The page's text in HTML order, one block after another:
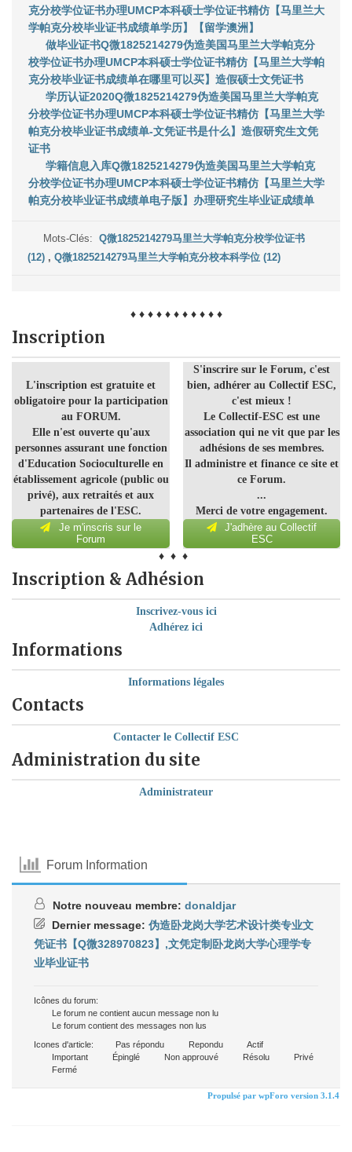
克分校学位证书办理UMCP本科硕士学位证书精仿【马里兰大
学帕克分校毕业证书成绩单学历】【留学澳洲】
做毕业证书Q微1825214279伪造美国马里兰大学帕克分
校学位证书办理UMCP本科硕士学位证书精仿【马里兰大学帕
克分校毕业证书成绩单在哪里可以买】造假硕士文凭证书
学历认证2020Q微1825214279伪造美国马里兰大学帕克
分校学位证书办理UMCP本科硕士学位证书精仿【马里兰大学
帕克分校毕业证书成绩单-文凭证书是什么】造假研究生文凭
证书
学籍信息入库Q微1825214279伪造美国马里兰大学帕克
分校学位证书办理UMCP本科硕士学位证书精仿【马里兰大学
帕克分校毕业证书成绩单电子版】办理研究生毕业证成绩单
Mots-Clés:Q微1825214279马里兰大学帕克分校学位证书
(12) , Q微1825214279马里兰大学帕克分校本科学位 (12)
♦ ♦ ♦ ♦ ♦ ♦ ♦ ♦ ♦ ♦ ♦
Inscription
L'inscription est gratuite et
obligatoire pour la participation
au FORUM.
Elle n'est ouverte qu'aux
personnes assurant une fonction
d'Education Socioculturelle en
établissement agricole (public ou
privé), aux retraités et aux
partenaires de l'ESC.
Je m'inscris sur le
Forum
S'inscrire sur le Forum, c'est
bien, adhérer au Collectif ESC,
c'est mieux !
Le Collectif-ESC est une
association qui ne vit que par les
adhésions de ses membres.
Il administre et finance ce site et
ce Forum.
...
Merci de votre engagement.
J'adhère au Collectif
ESC
♦ ♦ ♦
Inscription & Adhésion
Inscrivez-vous ici
Adhérez ici
Informations
Informations légales
Contacts
Contacter le Collectif ESC
Administration du site
Administrateur
Forum Information
Notre nouveau membre: donaldjar
Dernier message: 伪造卧龙岗大学艺术设计类专业文
凭证书【Q微328970823】,文凭定制卧龙岗大学心理学专
业毕业证书
Icônes du forum:
Le forum ne contient aucun message non lu
Le forum contient des messages non lus
Icones d'article:
Pas répondu Repondu
Actif
Important
Épinglé Non approuvé Résolu
Privé
Fermé
Propulsé par wpForo version 3.1.4